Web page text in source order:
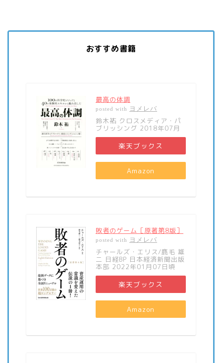
おすすめ書籍
最高の体調
posted with ヨメレバ
鈴木祐 クロスメディア・パ
ブリッシング 2018年07月
楽天ブックス
Amazon
敗者のゲーム［原著第8版］
posted with ヨメレバ
チャールズ・エリス/鹿毛 雄
二 日経BP 日本経済新聞出版
本部 2022年01月07日頃
楽天ブックス
Amazon